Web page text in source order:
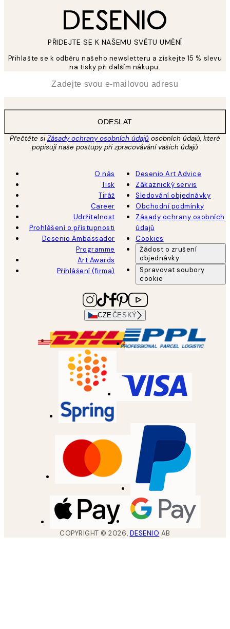
PŘIDEJTE SE K NAŠEMU SVĚTU UMĚNÍ
Přihlašte se k odběru našeho newsletteru a získejte 15 % slevu
na tisky při dalším nákupu.
ODESLAT
Přečtěte siZásady ochrany osobních údajů osobních údajů, které
popisují naše postupy při zpracovávání vašich údajů
O nás
Tisk
Tiráž
Career
Udržitelnost
Prohlášení o přístupnosti
Desenio Ambassador
Programme
Art Awards
Přihlášení (firma)
Desenio Art Advice
Zákaznický servis
Sledování objednávky
Obchodní podmínky
Zásady ochrany osobních
údajů
Cookies
Žádost o zrušení
objednávky
Spravovat soubory
cookie
CZEČESKÝ
COPYRIGHT ©2026, DESENIO AB